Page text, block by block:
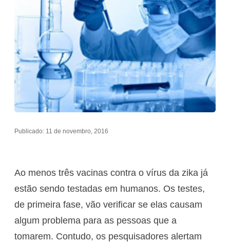
Publicado: 11 de novembro, 2016
Ao menos três vacinas contra o vírus da zika já
estão sendo testadas em humanos. Os testes,
de primeira fase, vão verificar se elas causam
algum problema para as pessoas que a
tomarem. Contudo, os pesquisadores alertam